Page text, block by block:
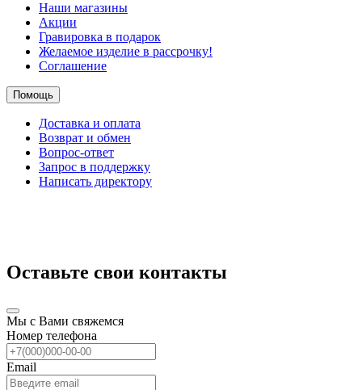
Наши магазины
Акции
Гравировка в подарок
Желаемое изделие в рассрочку!
Соглашение
Помощь
Доставка и оплата
Возврат и обмен
Вопрос-ответ
Запрос в поддержку
Написать директору
Оставьте свои контакты
Мы с Вами свяжемся
Номер телефона
Email